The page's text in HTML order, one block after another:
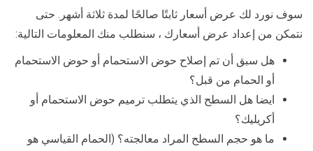
سوف نورد لك عرض أسعار ثابتًا صالحًا لمدة ثلاثة أشهر. حتى
نتمكن من إعداد عرض أسعارك ، سنطلب منك المعلومات التالية:
هل سبق أن تم إصلاح حوض الاستحمام أو حوض الاستحمام
أو الحمام من قبل؟
ايضا هل السطح الذي يتطلب ترميم حوض الاستحمام أو
أكريليك؟
ما هو حجم السطح المراد معالجته؟ (الحمام القياسي هو